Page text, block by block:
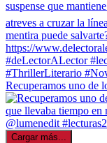
Recuperamos uno de
Cargar más...